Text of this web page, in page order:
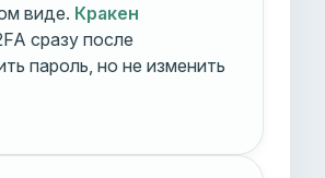
виде. Кракен
сразу после
пароль, но не изменить